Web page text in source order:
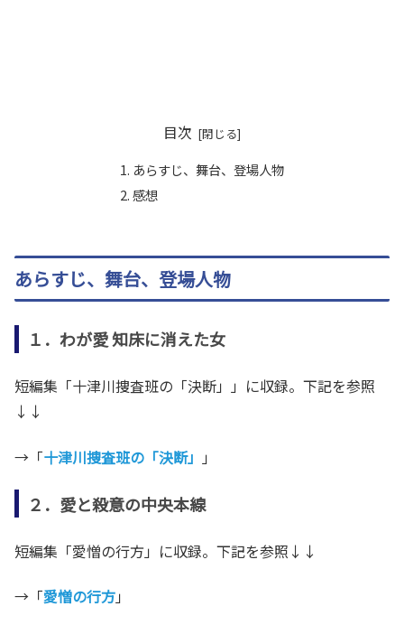
目次
あらすじ、舞台、登場人物
感想
あらすじ、舞台、登場人物
１．わが愛 知床に消えた女
短編集「十津川捜査班の「決断」」に収録。下記を参照
↓↓
→「十津川捜査班の「決断」 」
２．愛と殺意の中央本線
短編集「愛憎の行方」に収録。下記を参照↓↓
→「愛憎の行方」